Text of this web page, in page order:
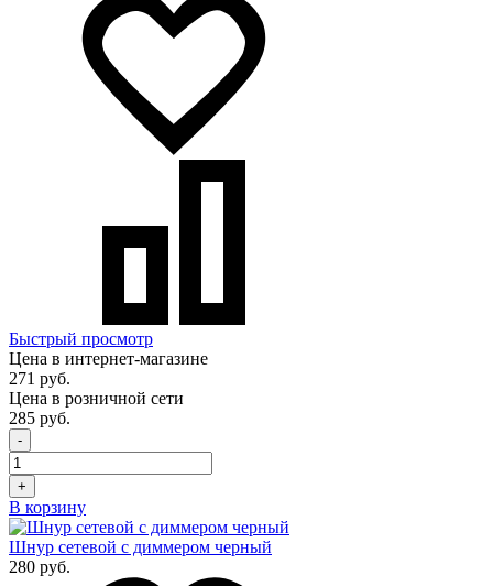
Быстрый просмотр
Цена в интернет-магазине
271 руб.
Цена в розничной сети
285 руб.
-
+
В корзину
Шнур сетевой с диммером черный
280 руб.